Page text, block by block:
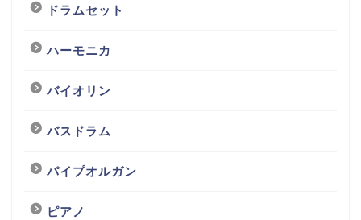
ドラムセット
ハーモニカ
バイオリン
バスドラム
パイプオルガン
ピアノ